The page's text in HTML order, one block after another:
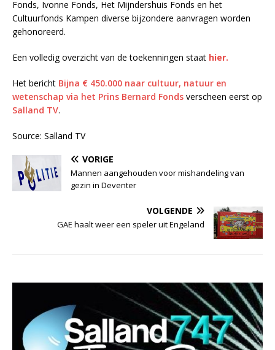
Fonds, Ivonne Fonds, Het Mijndershuis Fonds en het
Cultuurfonds Kampen diverse bijzondere aanvragen worden
gehonoreerd.
Een volledig overzicht van de toekenningen staat hier.
Het bericht Bijna € 450.000 naar cultuur, natuur en
wetenschap via het Prins Bernard Fonds verscheen eerst op
Salland TV.
Source: Salland TV
VORIGE
Mannen aangehouden voor mishandeling van
gezin in Deventer
VOLGENDE
GAE haalt weer een speler uit Engeland